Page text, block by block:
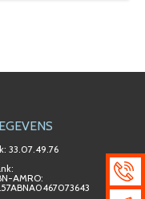
33.07.49.76
AMRO: